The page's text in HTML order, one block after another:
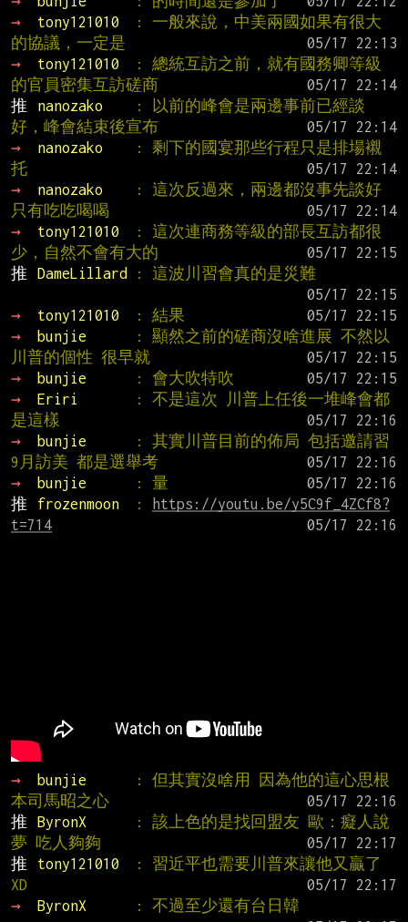
→
tony121010
: 一般來說，中美兩國如果有很大
的協議，一定是
→
tony121010
: 總統互訪之前，就有國務卿等級
的官員密集互訪磋商
推
nanozako
: 以前的峰會是兩邊事前已經談
好，峰會結束後宣布
→
nanozako
: 剩下的國宴那些行程只是排場襯
托
→
nanozako
: 這次反過來，兩邊都沒事先談好
只有吃吃喝喝
→
tony121010
: 這次連商務等級的部長互訪都很
少，自然不會有大的
推
DameLillard
: 這波川習會真的是災難
→
tony121010 : 結果
→
bunjie
: 顯然之前的磋商沒啥進展 不然以
川普的個性 很早就
→
bunjie : 會大吹特吹
→
Eriri
: 不是這次 川普上任後一堆峰會都
是這樣
→
bunjie
: 其實川普目前的佈局 包括邀請習
9月訪美 都是選舉考
→
bunjie : 量
推
frozenmoon :
https://youtu.be/y5C9f_4ZCf8?
t=714
→ bunjie
: 但其實沒啥用 因為他的這心思根
本司馬昭之心
推
ByronX
: 該上色的是找回盟友 歐：癡人說
夢 吃人夠夠
推
tony121010
: 習近平也需要川普來讓他又贏了
XD
→
ByronX
: 不過至少還有台日韓